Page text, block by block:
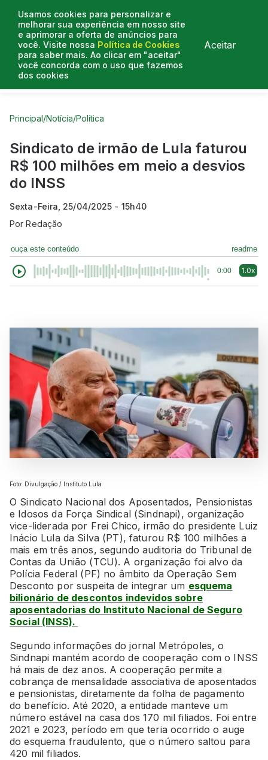
Usamos cookies para personalizar e
melhorar sua experiência em nosso site
e aprimorar a oferta de anúncios para
você. Visite nossa Política de Cookies
para saber mais. Ao clicar em "aceitar"
você concorda com o uso que fazemos
dos cookies
Aceitar
Curtas do Poder
Principal/Notícia/Política
Sindicato de irmão de Lula faturou
R$ 100 milhões em meio a desvios
do INSS
Sexta-Feira, 25/04/2025 - 15h40
PorRedação
ouça este conteúdo readme
0:00 1.0x
Foto: Divulgação / Instituto Lula
O Sindicato Nacional dos Aposentados, Pensionistas
e Idosos da Força Sindical (Sindnapi), organização
vice-liderada por Frei Chico, irmão do presidente Luiz
Inácio Lula da Silva (PT), faturou R$ 100 milhões a
mais em três anos, segundo auditoria do Tribunal de
Contas da União (TCU). A organização foi alvo da
Polícia Federal (PF) no âmbito da Operação Sem
Desconto por suspeita de integrar um esquema
bilionário de descontos indevidos sobre
aposentadorias do Instituto Nacional de Seguro
Social (INSS).
Segundo informações do jornal Metrópoles, o
Sindnapi mantém acordo de cooperação com o INSS
há mais de dez anos. A cooperação permite a
cobrança de mensalidade associativa de aposentados
e pensionistas, diretamente da folha de pagamento
do benefício. Até 2020, a entidade manteve um
número estável na casa dos 170 mil filiados. Foi entre
2021 e 2023, período em que teria ocorrido o auge
do esquema fraudulento, que o número saltou para
420 mil filiados.